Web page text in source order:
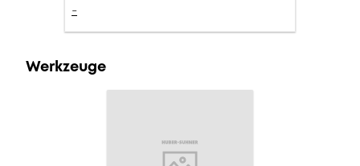
-
Werkzeuge